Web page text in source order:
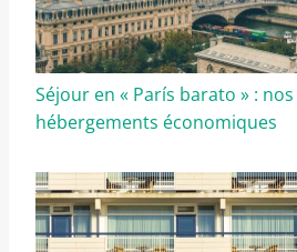
Séjour en « París barato » :
hébergements économiques